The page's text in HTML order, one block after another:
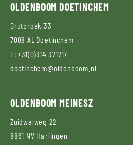
OLDENBOOMDOETINCHEM
Grutbroek 33
7008 AL Doetinchem
T: +31(0)314 371717
doetinchem@oldenboom.nl
OLDENBOOMMEINESZ
Zuidwalweg 22
8861 NV Harlingen